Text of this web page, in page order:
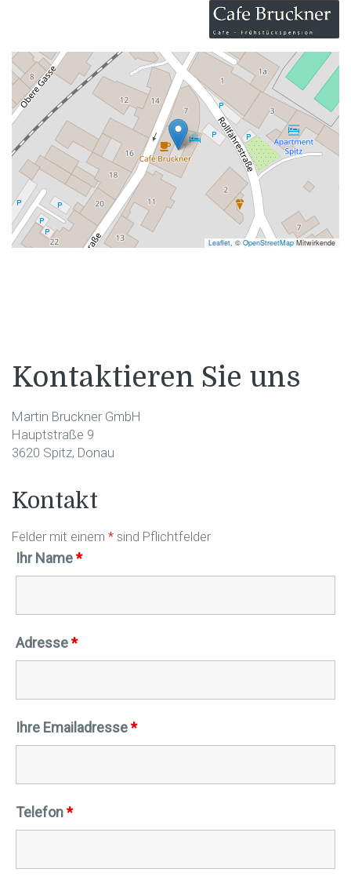
Leaflet, © OpenStreetMap Mitwirkende
Kontaktieren Sie uns
Martin Bruckner GmbH
Hauptstraße 9
3620 Spitz, Donau
Kontakt
Felder mit einem * sind Pflichtfelder
Ihr Name*
Adresse*
Ihre Emailadresse*
Telefon*